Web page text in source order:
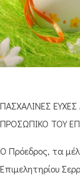
ΠΑΣΧΑΛΙΝΕΣ
ΠΡΟΣΩΠΙΚΟ ΤΟΥ
Ο Πρόεδρος, τα
Επιμελητηρίου